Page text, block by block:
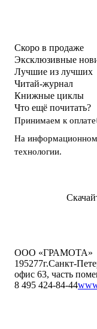
Скоро в продаже
Эксклюзивные
Лучшие из лучших
Читай-журнал
Книжные циклы
Что ещё почитать?
Принимаем к оплате
На
технологии.
ООО «ГРАМОТА»
195277г.Санкт-
офис 63, часть
8 495 424-84-44